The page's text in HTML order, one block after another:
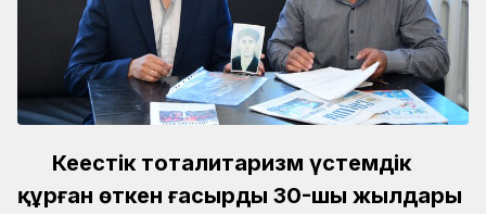
Кеңестік тоталитаризм үстемдік
құрған өткен ғасырдың 30-шы жылдары